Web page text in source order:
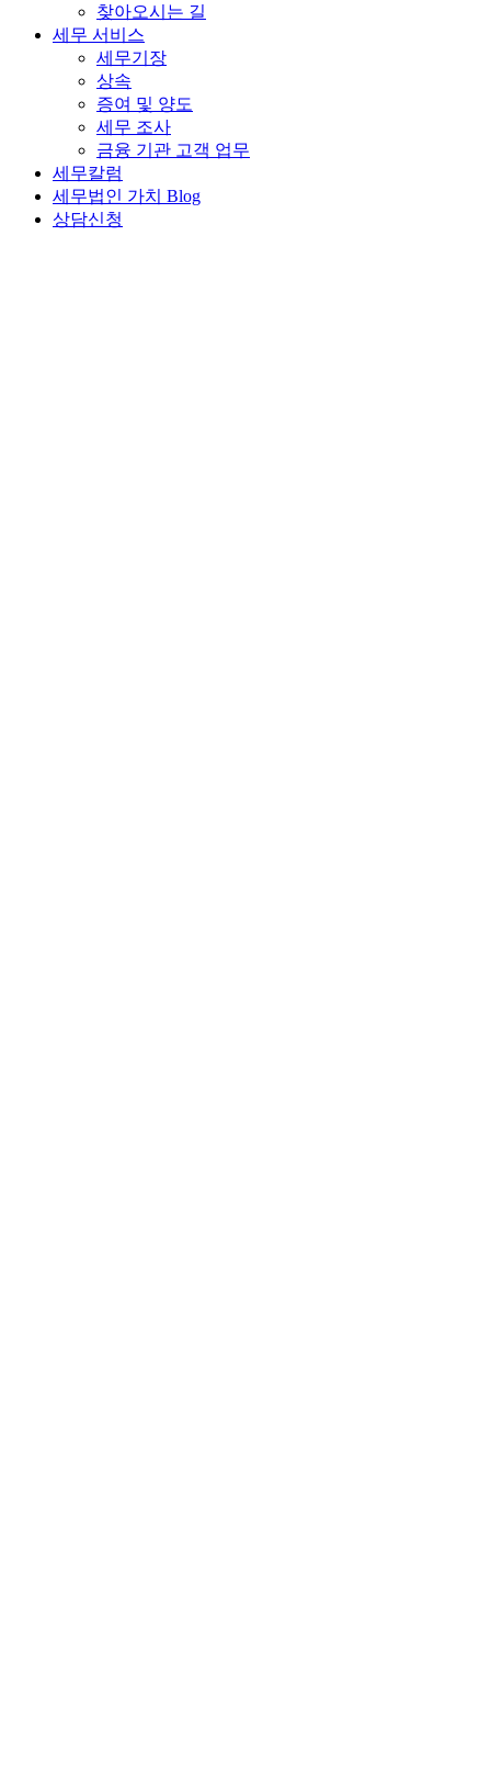
찾아오시는 길
세무 서비스
세무기장
상속
증여 및 양도
세무 조사
금융 기관 고객 업무
세무칼럼
세무법인 가치 Blog
상담신청